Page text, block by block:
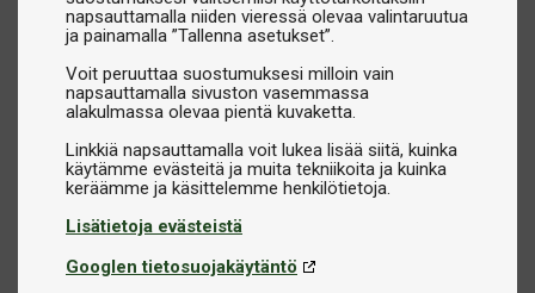
napsauttamalla niiden vieressä olevaa valintaruutua
ja painamalla ”Tallenna asetukset”.
Voit peruuttaa suostumuksesi milloin vain
napsauttamalla sivuston vasemmassa
alakulmassa olevaa pientä kuvaketta.
Linkkiä napsauttamalla voit lukea lisää siitä, kuinka
käytämme evästeitä ja muita tekniikoita ja kuinka
Lisätietoja evästeistä
Googlen tietosuojakäytäntö